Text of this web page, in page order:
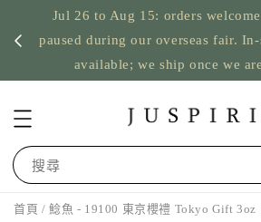
Jul 26 to Aug 15: orders
paused during our overseas fair.
available; we ship once we
搜尋
首頁 / 鯰魚 - 19100 東京櫻禮 Tokyo Gift 3oz